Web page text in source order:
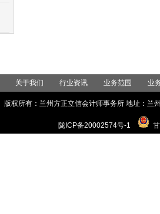
关于我们 行业资讯 业务范围 业
版权所有：兰州方正立信会计师事务所 地址：
陇ICP备20002574号-1